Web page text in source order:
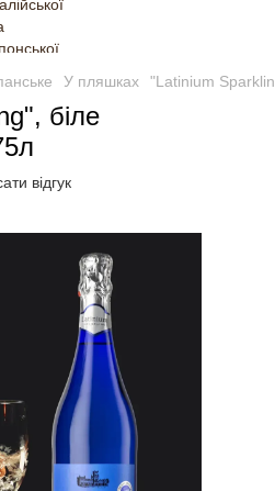
У пляшках "Latinium
біле
відгук